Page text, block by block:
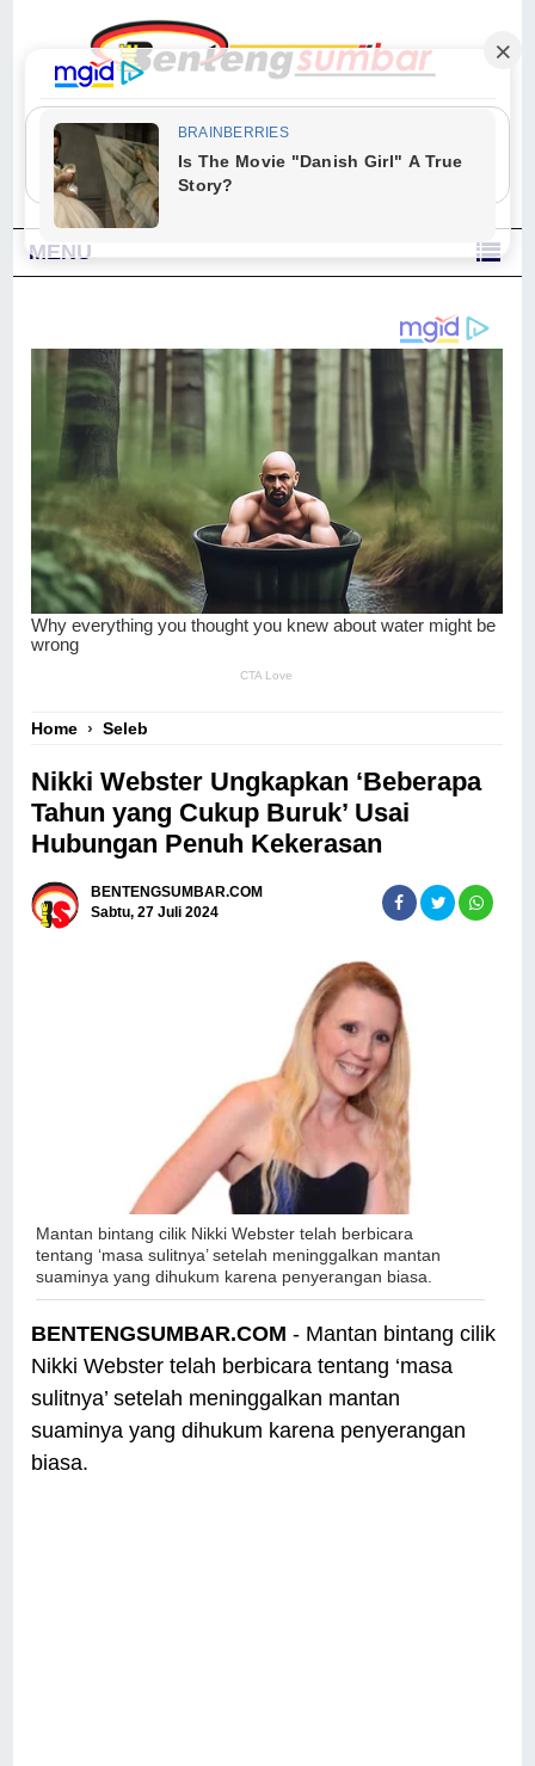
"Sesungguhnya Allah dan para malaikat-Nya berselawat untuk Nabi.
Wahai orang-orang yang beriman, berselawatlah kamu untuk Nabi dan
ucapkanlah salam dengan penuh penghormatan kepadanya." (Qs. Al
Ahzab Ayat 56)
MENU
Home ›Seleb
Nikki Webster Ungkapkan ‘Beberapa
Tahun yang Cukup Buruk’ Usai
Hubungan Penuh Kekerasan
BENTENGSUMBAR.COM
Sabtu, 27 Juli 2024
Mantan bintang cilik Nikki Webster telah berbicara
tentang ‘masa sulitnya’ setelah meninggalkan mantan
suaminya yang dihukum karena penyerangan biasa.
BENTENGSUMBAR.COM - Mantan bintang cilik
Nikki Webster telah berbicara tentang ‘masa
sulitnya’ setelah meninggalkan mantan
suaminya yang dihukum karena penyerangan
biasa.